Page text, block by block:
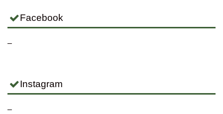
Facebook
–
Instagram
–